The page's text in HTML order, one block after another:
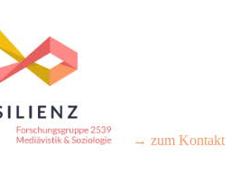
→ zum Kontakt